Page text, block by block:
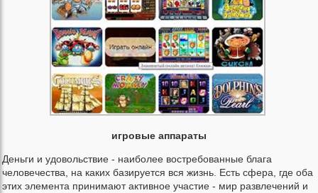
игровые аппараты
Деньги и удовольствие - наиболее востребованные блага
человечества, на каких базируется вся жизнь. Есть сфера, где оба
этих элемента принимают активное участие - мир развлечений и